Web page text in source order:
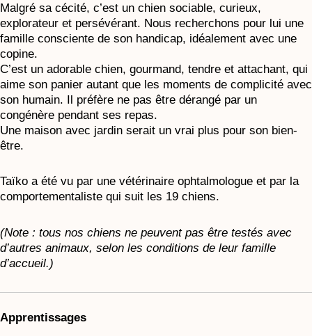
Malgré sa cécité, c’est un chien sociable, curieux,
explorateur et persévérant. Nous recherchons pour lui une
famille consciente de son handicap, idéalement avec une
copine.
C’est un adorable chien, gourmand, tendre et attachant, qui
aime son panier autant que les moments de complicité avec
son humain. Il préfère ne pas être dérangé par un
congénère pendant ses repas.
Une maison avec jardin serait un vrai plus pour son bien-
être.
Taïko a été vu par une vétérinaire ophtalmologue et par la
comportementaliste qui suit les 19 chiens.
(Note : tous nos chiens ne peuvent pas être testés avec
d’autres animaux, selon les conditions de leur famille
d’accueil.)
Apprentissages